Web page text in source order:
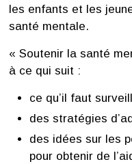
les enfants et les
santé mentale.
« Soutenir la santé
à ce qui suit :
ce qu’il faut
des stratégies
des idées sur les
pour obtenir de